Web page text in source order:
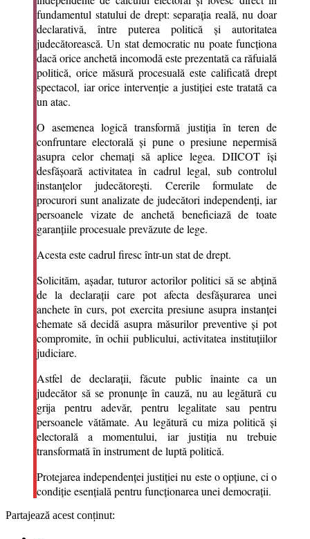
fundamentul statului de drept: separația reală, nu doar
declarativă, între puterea politică și autoritatea
judecătorească. Un stat democratic nu poate funcționa
dacă orice anchetă incomodă este prezentată ca răfuială
politică, orice măsură procesuală este calificată drept
spectacol, iar orice intervenție a justiției este tratată ca
un atac.
O asemenea logică transformă justiția în teren de
confruntare electorală și pune o presiune nepermisă
asupra celor chemați să aplice legea. DIICOT își
desfășoară activitatea în cadrul legal, sub controlul
instanțelor judecătorești. Cererile formulate de
procurori sunt analizate de judecători independenți, iar
persoanele vizate de anchetă beneficiază de toate
garanțiile procesuale prevăzute de lege.
Acesta este cadrul firesc într-un stat de drept.
Solicităm, așadar, tuturor actorilor politici să se abțină
de la declarații care pot afecta desfășurarea unei
anchete în curs, pot exercita presiune asupra instanței
chemate să decidă asupra măsurilor preventive și pot
compromite, în ochii publicului, activitatea instituțiilor
judiciare.
Astfel de declarații, făcute public înainte ca un
judecător să se pronunțe în cauză, nu au legătură cu
grija pentru adevăr, pentru legalitate sau pentru
persoanele vătămate. Au legătură cu miza politică și
electorală a momentului, iar justiția nu trebuie
transformată în instrument de luptă politică.
Protejarea independenței justiției nu este o opțiune, ci o
condiție esențială pentru funcționarea unei democrații.
Partajează acest conținut: